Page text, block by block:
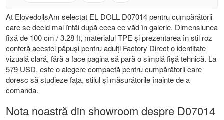
At ElovedollsAm selectat EL DOLL D07014 pentru cumpărătorii
care se decid mai întâi după ceea ce văd în galerie. Dimensiunea
fixă ​​de 100 cm / 3.28 ft, materialul TPE și prezentarea în stil roz
conferă acestei păpuși pentru adulți Factory Direct o identitate
vizuală clară, fără a face pagina să pară o simplă fișă tehnică. La
579 USD, este o alegere compactă pentru cumpărătorii care
doresc să studieze fața, stilul și măsurătorile înainte de a
comanda.
Nota noastră din showroom despre D07014